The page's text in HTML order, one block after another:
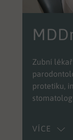
Zubní
protetiku,
VÍCE